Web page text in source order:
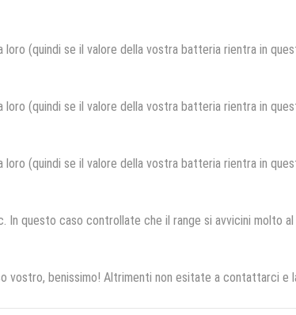
(quindi se il valore della vostra batteria rientra in
(quindi se il valore della vostra batteria rientra in
(quindi se il valore della vostra batteria rientra in
questo caso controllate che il range si avvicini molto
benissimo! Altrimenti non esitate a contattarci e